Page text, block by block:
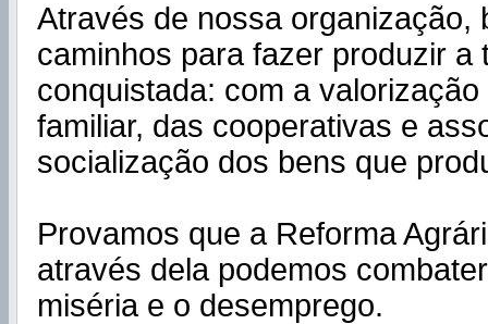
Através de nossa organização,
caminhos para fazer produzir a
conquistada: com a
familiar, das cooperativas e
socialização dos bens que
Provamos que a Reforma
através dela podemos
miséria e o desemprego.